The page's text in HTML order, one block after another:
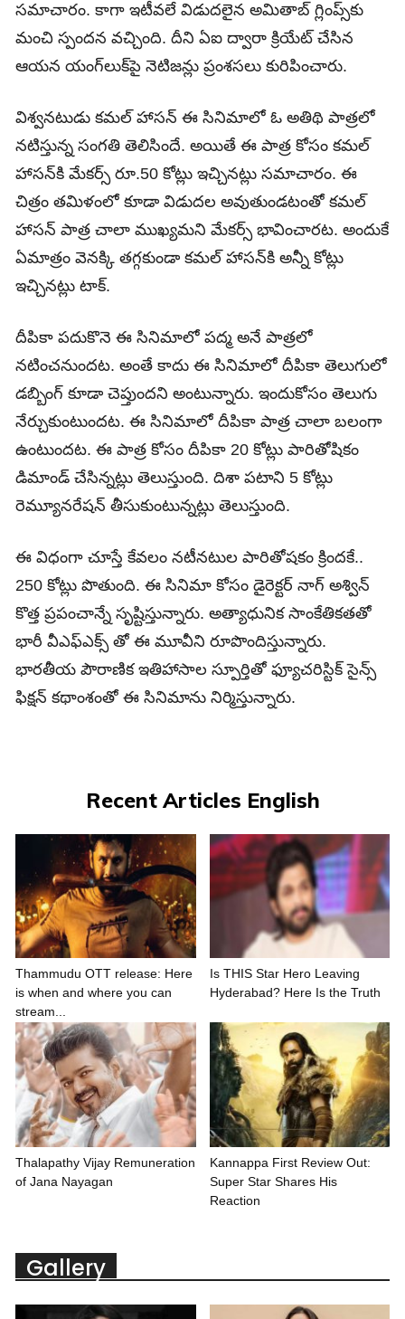
సమాచారం. కాగా ఇటీవలే విడుదలైన అమితాబ్‌ గ్లింప్స్‌కు
మంచి స్పందన వచ్చింది. దీని ఏఐ ద్వారా క్రియేట్‌ చేసిన
ఆయన యంగ్‌లుక్‌పై నెటిజన్లు ప్రంశసలు కురిపించారు.
విశ్వనటుడు కమల్ హాసన్ ఈ సినిమాలో ఓ అతిథి పాత్రలో
నటిస్తున్న సంగతి తెలిసిందే. అయితే ఈ పాత్ర కోసం కమల్
హాసన్‌కి మేకర్స్ రూ.50 కోట్లు ఇచ్చినట్లు సమాచారం. ఈ
చిత్రం తమిళంలో కూడా విడుదల అవుతుండటంతో కమల్
హాసన్ పాత్ర చాలా ముఖ్యమని మేకర్స్ భావించారట. అందుకే
ఏమాత్రం వెనక్కి తగ్గకుండా కమల్ హాసన్‌కి అన్నీ కోట్లు
ఇచ్చినట్లు టాక్.
దీపికా పదుకొనె ఈ సినిమాలో పద్మ అనే పాత్రలో
నటించనుందట. అంతే కాదు ఈ సినిమాలో దీపికా తెలుగులో
డబ్బింగ్ కూడా చెప్తుందని అంటున్నారు. ఇందుకోసం తెలుగు
నేర్చుకుంటుందట. ఈ సినిమాలో దీపికా పాత్ర చాలా బలంగా
ఉంటుందట. ఈ పాత్ర కోసం దీపికా 20 కోట్లు పారితోషికం
డిమాండ్‌ చేసిన్నట్లు తెలుస్తుంది. దిశా పటాని 5 కోట్లు
రెమ్యూనరేషన్‌ తీసుకుంటున్నట్లు తెలుస్తుంది.
ఈ విధంగా చూస్తే కేవలం నటీనటుల పారితోషకం క్రిందకే..
250 కోట్లు పొతుంది. ఈ సినిమా కోసం డైరెక్టర్ నాగ్ అశ్విన్
కొత్త ప్రపంచాన్నే సృష్టిస్తున్నారు. అత్యాధునిక సాంకేతికతతో
భారీ వీఎఫ్ఎక్స్ తో ఈ మూవీని రూపొందిస్తున్నారు.
భారతీయ పౌరాణిక ఇతిహాసాల స్పూర్తితో ఫ్యూచరిస్టిక్ సైన్స్
ఫిక్షన్ కథాంశంతో ఈ సినిమాను నిర్మిస్తున్నారు.
Recent Articles English
Thammudu OTT release: Here
is when and where you can
stream...
Is THIS Star Hero Leaving
Hyderabad? Here Is the Truth
Thalapathy Vijay Remuneration
of Jana Nayagan
Kannappa First Review Out:
Super Star Shares His
Reaction
Gallery